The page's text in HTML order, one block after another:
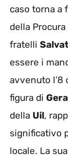
caso torna a
della
fratelli
essere i
avvenuto l’8
figura di
della Uil,
significativo
locale. La